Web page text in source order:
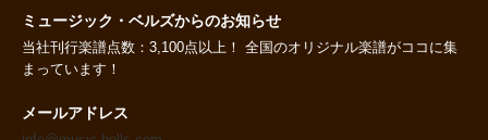
ミュージック・ベルズからのお知らせ
当社刊行楽譜点数：3,100点以上！ 全国のオリジナル楽譜がココに集
まっています！
メールアドレス